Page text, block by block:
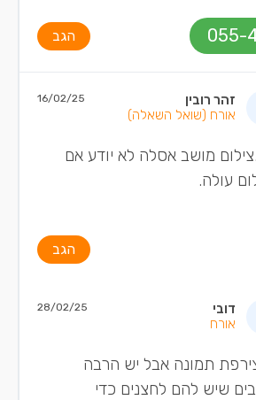
055- הגב
זהר רובין
אורח (שואל השאלה)
16/02/25
‎⁨צילום מושב אסלה⁩.jpg לא יודע אם
עולה.
הגב
דובי
אורח
28/02/25
תמונה אבל יש הרבה
שיש להם לחצנים כדי